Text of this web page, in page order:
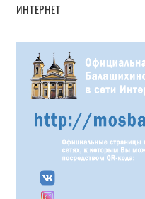
ИНТЕРНЕТ